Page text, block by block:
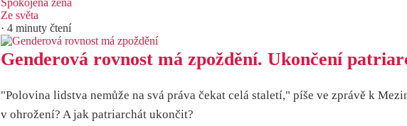
Spokojená žena
Ze světa
· 4 minuty čtení
Genderová rovnost má zpoždění. Ukončení
"Polovina lidstva nemůže na svá práva čekat celá staletí," píše ve zprávě k
v ohrožení? A jak patriarchát ukončit?